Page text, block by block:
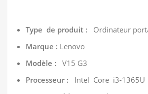
Type de produit :
Ordinateur
Marque : Lenovo
Modèle : V15 G3
Processeur :
Intel Core i3-1365U